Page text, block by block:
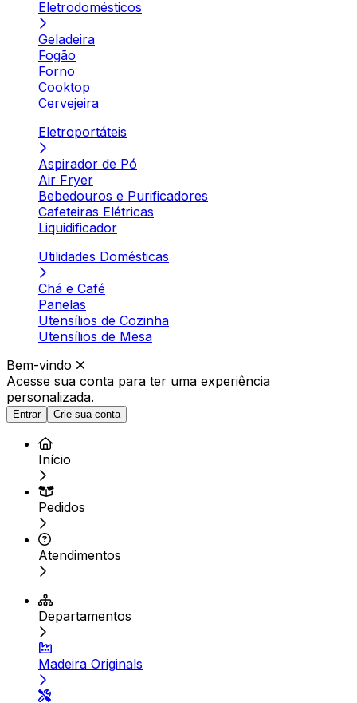
Eletrodomésticos
Geladeira
Fogão
Forno
Cooktop
Cervejeira
Eletroportáteis
Aspirador de Pó
Air Fryer
Bebedouros e Purificadores
Cafeteiras Elétricas
Liquidificador
Utilidades Domésticas
Chá e Café
Panelas
Utensílios de Cozinha
Utensílios de Mesa
Bem-vindo
Acesse sua conta para ter uma experiência
personalizada.
Entrar Crie sua conta
Início
Pedidos
Atendimentos
Departamentos
Madeira Originals